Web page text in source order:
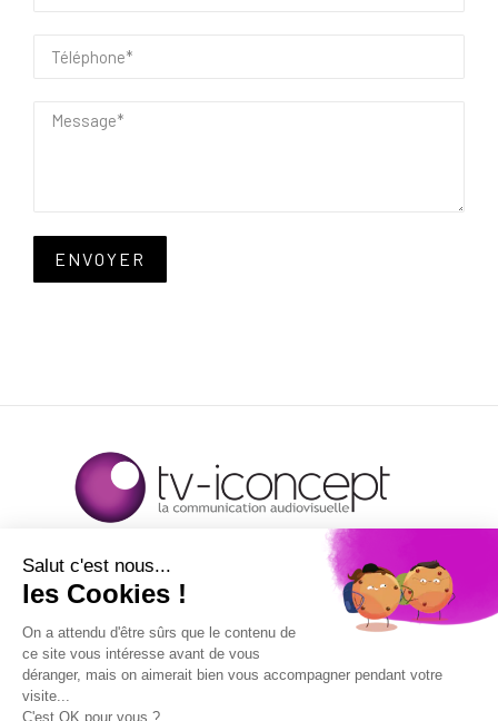
ENVOYER
7 Rue Raymond Aron
10120 Saint-André-les-Vergers